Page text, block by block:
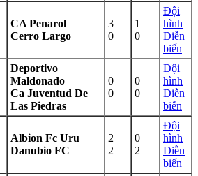
CA Penarol
Cerro Largo
3
0
1
0
Đội
hình
Diễn
biến
Deportivo
Maldonado
Ca Juventud De
Las Piedras
0
0
0
0
Đội
hình
Diễn
biến
Albion Fc Uru
Danubio FC
2
2
0
2
Đội
hình
Diễn
biến